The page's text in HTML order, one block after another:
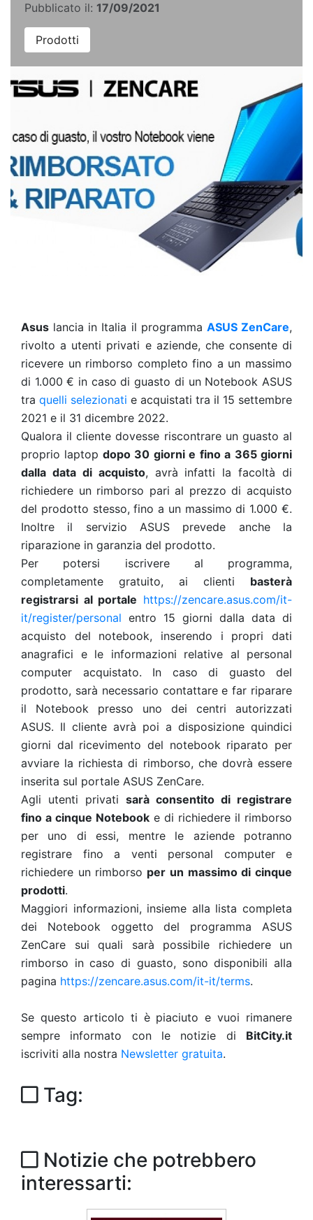
Pubblicato il: 17/09/2021
Prodotti
Asus lancia in Italia il programma ASUS ZenCare,
rivolto a utenti privati e aziende, che consente di
ricevere un rimborso completo fino a un massimo
di 1.000 € in caso di guasto di un Notebook ASUS
tra quelli selezionati e acquistati tra il 15 settembre
2021 e il 31 dicembre 2022.
Qualora il cliente dovesse riscontrare un guasto al
proprio laptop dopo 30 giorni e fino a 365 giorni
dalla data di acquisto, avrà infatti la facoltà di
richiedere un rimborso pari al prezzo di acquisto
del prodotto stesso, fino a un massimo di 1.000 €.
Inoltre il servizio ASUS prevede anche la
riparazione in garanzia del prodotto.
Per potersi iscrivere al programma,
completamente gratuito, ai clienti basterà
registrarsi al portale https://zencare.asus.com/it-
it/register/personal entro 15 giorni dalla data di
acquisto del notebook, inserendo i propri dati
anagrafici e le informazioni relative al personal
computer acquistato. In caso di guasto del
prodotto, sarà necessario contattare e far riparare
il Notebook presso uno dei centri autorizzati
ASUS. Il cliente avrà poi a disposizione quindici
giorni dal ricevimento del notebook riparato per
avviare la richiesta di rimborso, che dovrà essere
inserita sul portale ASUS ZenCare.
Agli utenti privati sarà consentito di registrare
fino a cinque Notebook e di richiedere il rimborso
per uno di essi, mentre le aziende potranno
registrare fino a venti personal computer e
richiedere un rimborso per un massimo di cinque
prodotti.
Maggiori informazioni, insieme alla lista completa
dei Notebook oggetto del programma ASUS
ZenCare sui quali sarà possibile richiedere un
rimborso in caso di guasto, sono disponibili alla
pagina https://zencare.asus.com/it-it/terms.
Se questo articolo ti è piaciuto e vuoi rimanere
sempre informato con le notizie di BitCity.it
iscriviti alla nostra Newsletter gratuita.
Tag:
Notizie che potrebbero
interessarti: